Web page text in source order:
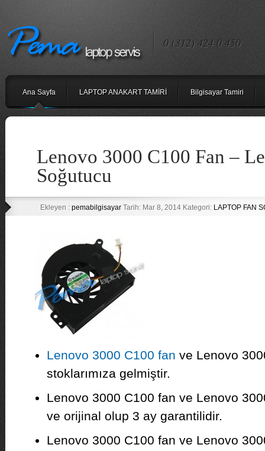
0 (312) 424 0 450
Ana Sayfa LAPTOP ANAKART TAMİRİ Bilgisayar Tamiri
Lenovo 3000 C100 Fan –
Soğutucu
Ekleyen : pemabilgisayarTarih: Mar 8, 2014 Kategori: LAPTOP FAN
Lenovo 3000 C100 fan ve Lenovo
stoklarımıza gelmiştir.
Lenovo 3000 C100 fan ve Lenovo
ve orijinal olup 3 ay garantilidir.
Lenovo 3000 C100 fan ve Lenovo